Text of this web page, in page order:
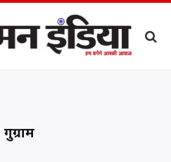
गुरुग्राम